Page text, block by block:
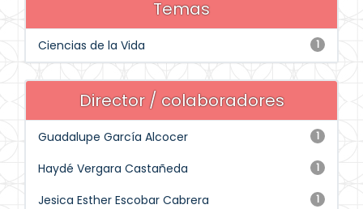
Temas
1
Ciencias de la Vida
Director / colaboradores
1
Guadalupe García Alcocer
1
Haydé Vergara Castañeda
1
Jesica Esther Escobar Cabrera